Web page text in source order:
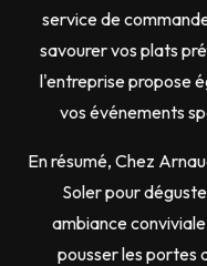
service de
savourer vos plats
l'entreprise propose
vos événements
En résumé, Chez
Soler pour
ambiance
pousser les portes